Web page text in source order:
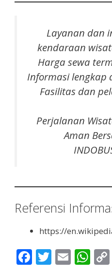
Layanan dan
kendaraan w
Harga sewa
Informasi lengkap
Fasilitas dan
Perjalanan
Aman
Referensi
https://
F T E W